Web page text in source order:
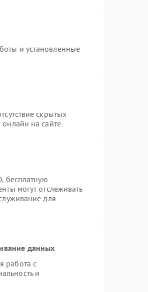
и установленные
скрытых
на сайте
бесплатную
могут отслеживать
для
данных
работа с
и